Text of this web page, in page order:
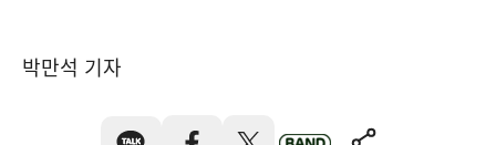
박만석 기자